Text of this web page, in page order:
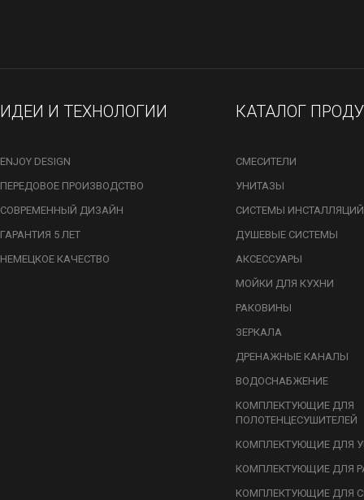
ИДЕИ И ТЕХНОЛОГИИ
ENJOY DESIGN
ПЕРЕДОВОЕ ПРОИЗВОДСТВО
СОВРЕМЕННЫЙ ДИЗАЙН
ГАРАНТИЯ 5 ЛЕТ
НЕМЕЦКОЕ КАЧЕСТВО
КАТАЛОГ
СМЕСИТЕЛИ
УНИТАЗЫ
СИСТЕМЫ ИНСТАЛЛЯЦИЙ
ДУШЕВЫЕ СИСТЕМЫ
АКСЕССУАРЫ
МОЙКИ ДЛЯ КУХНИ
РАКОВИНЫ
ЗЕРКАЛА
ДРЕНАЖНЫЕ КАНАЛЫ
ВОДОСНАБЖЕНИЕ
КОМПЛЕКТУЮЩИЕ ДЛЯ
ПОЛОТЕНЦЕСУШИТЕЛЕЙ
КОМПЛЕКТУЮЩИЕ ДЛЯ
КОМПЛЕКТУЮЩИЕ ДЛЯ
КОМПЛЕКТУЮЩИЕ ДЛЯ